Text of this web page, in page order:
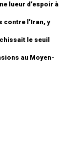
lueur d’espoir à
contre l’Iran, y
le seuil
au Moyen-